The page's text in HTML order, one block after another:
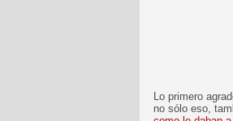
Lo primero
no sólo eso,